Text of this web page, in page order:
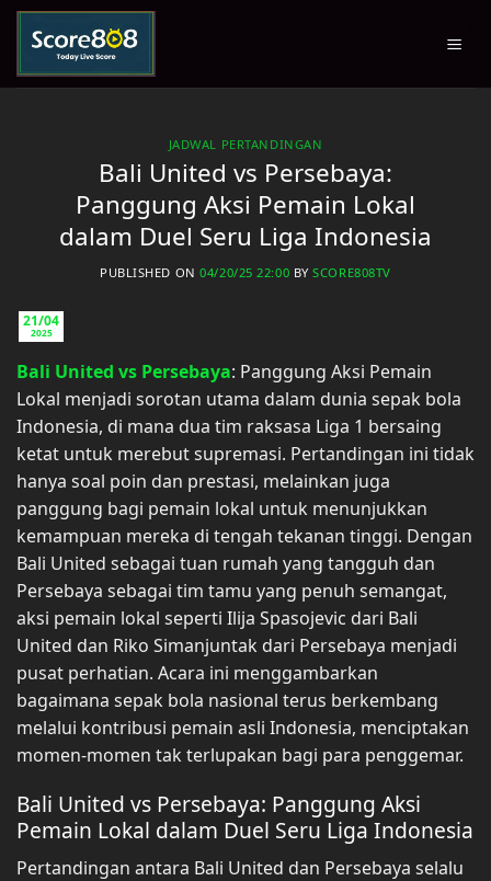
Skip
content
JADWAL PERTANDINGAN
Bali United vs Persebaya:
Panggung Aksi Pemain Lokal
dalam Duel Seru Liga Indonesia
PUBLISHED ON04/20/25 22:00 BYSCORE808TV
21/04
2025
Bali United vs Persebaya: Panggung Aksi Pemain
Lokal menjadi sorotan utama dalam dunia sepak bola
Indonesia, di mana dua tim raksasa Liga 1 bersaing
ketat untuk merebut supremasi. Pertandingan ini tidak
hanya soal poin dan prestasi, melainkan juga
panggung bagi pemain lokal untuk menunjukkan
kemampuan mereka di tengah tekanan tinggi. Dengan
Bali United sebagai tuan rumah yang tangguh dan
Persebaya sebagai tim tamu yang penuh semangat,
aksi pemain lokal seperti Ilija Spasojevic dari Bali
United dan Riko Simanjuntak dari Persebaya menjadi
pusat perhatian. Acara ini menggambarkan
bagaimana sepak bola nasional terus berkembang
melalui kontribusi pemain asli Indonesia, menciptakan
momen-momen tak terlupakan bagi para penggemar.
Bali United vs Persebaya: Panggung Aksi
Pemain Lokal dalam Duel Seru Liga Indonesia
Pertandingan antara Bali United dan Persebaya selalu